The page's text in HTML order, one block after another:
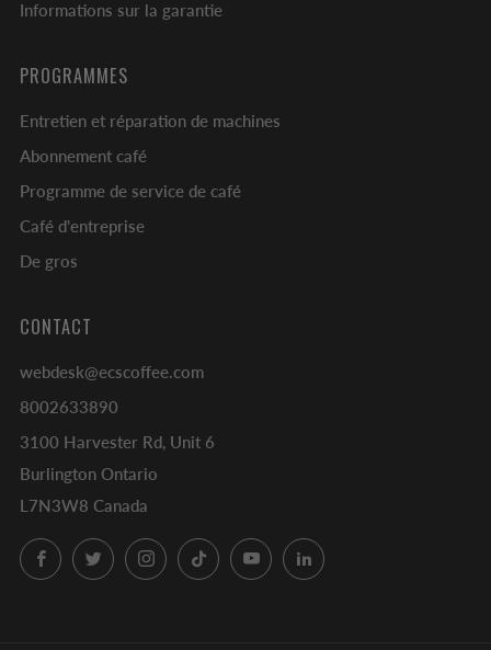
Informations sur la garantie
PROGRAMMES
Entretien et réparation de machines
Abonnement café
Programme de service de café
Café d'entreprise
De gros
CONTACT
webdesk@ecscoffee.com
8002633890
3100 Harvester Rd, Unit 6
Burlington Ontario
L7N3W8 Canada
FacebookTwitterInstagramTikTok YouTubeLinkedIn